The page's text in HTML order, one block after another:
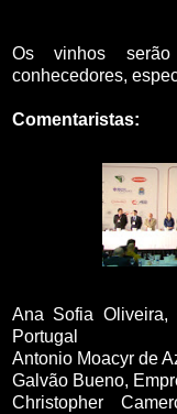
Os vinhos
conhecedores,
Comentaristas:
Ana Sofia Oliveira,
Portugal
Antonio Moacyr de
Galvão Bueno,
Christopher